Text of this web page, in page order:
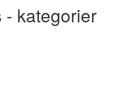
- kategorier